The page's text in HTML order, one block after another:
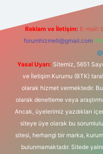
Reklam ve İletişim: E-mail:
forumhizmeti@gmail.com
Yasal Uyarı: Sitemiz, 5651
ve İletişim Kurumu (BTK)
olarak hizmet vermektedir.
olarak denetleme veya
Ancak, üyelerimiz yazdıkları
siteye üye olarak bu
sitesi, herhangi bir marka,
bulunmamaktadır. Sitede